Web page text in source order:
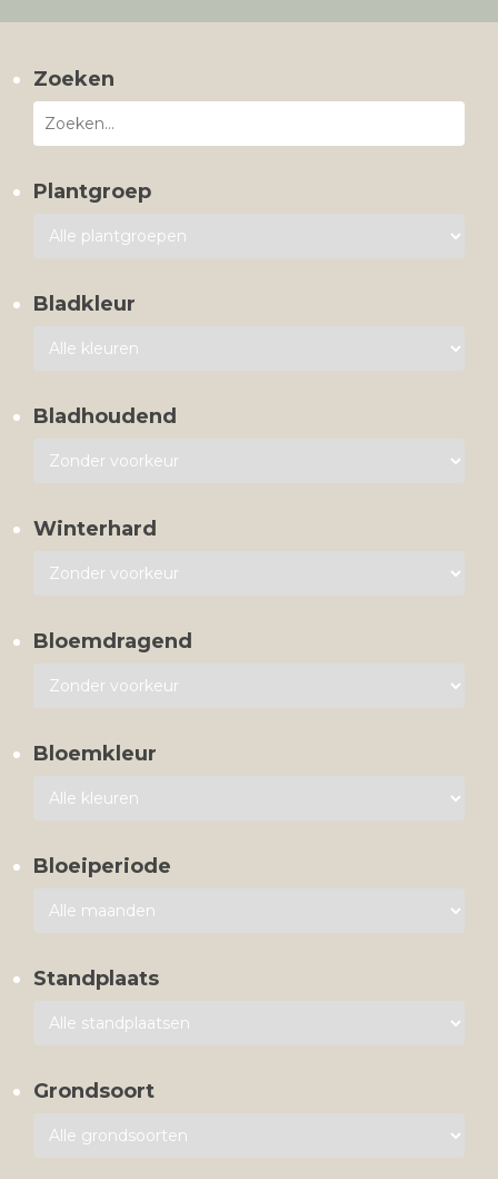
Zoeken
Plantgroep
Bladkleur
Bladhoudend
Winterhard
Bloemdragend
Bloemkleur
Bloeiperiode
Standplaats
Grondsoort